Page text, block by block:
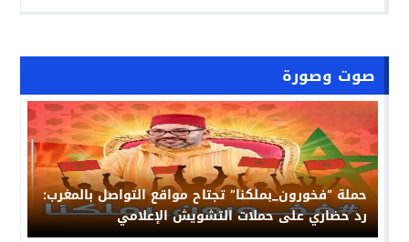
صوت وصورة
حملة “فخورون_بملكنا” تجتاح مواقع التواصل بالمغرب:
رد حضاري على حملات التشويش الإعلامي